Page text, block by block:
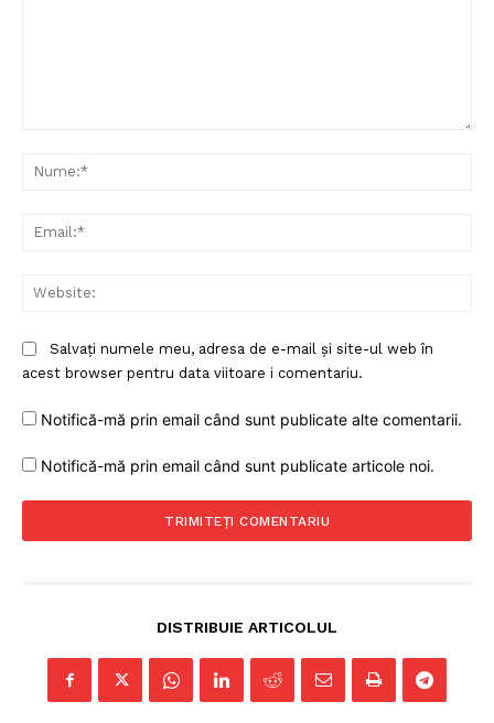
Salvați numele meu, adresa de e-mail și site-ul web în
acest browser pentru data viitoare i comentariu.
Notifică-mă prin email când sunt publicate alte comentarii.
Notifică-mă prin email când sunt publicate articole noi.
DISTRIBUIE ARTICOLUL